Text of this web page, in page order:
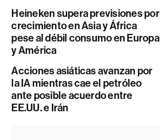
Heineken supera previsiones por
crecimiento en Asia y África
pese al débil consumo en Europa
y América
Acciones asiáticas avanzan por
la IA mientras cae el petróleo
ante posible acuerdo entre
EE.UU. e Irán